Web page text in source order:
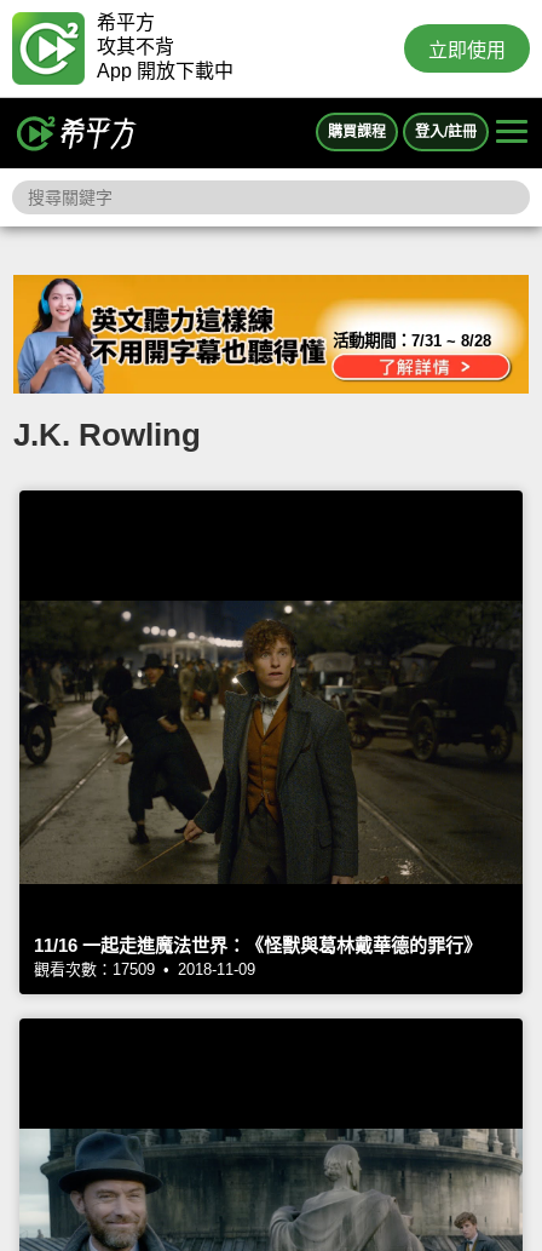
希平方
攻其不背
App 開放下載中
立即使用
購買課程 登入/註冊
活動期間：7/31 ~ 8/28
J.K. Rowling
11/16 一起走進魔法世界：《怪獸與葛林戴華德的罪行》
觀看次數：17509 • 2018-11-09